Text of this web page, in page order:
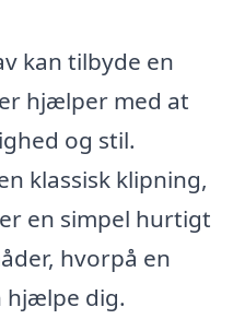
kan tilbyde en
hjælper med at
og stil.
klassisk klipning,
en simpel hurtigt
hvorpå en
hjælpe dig.